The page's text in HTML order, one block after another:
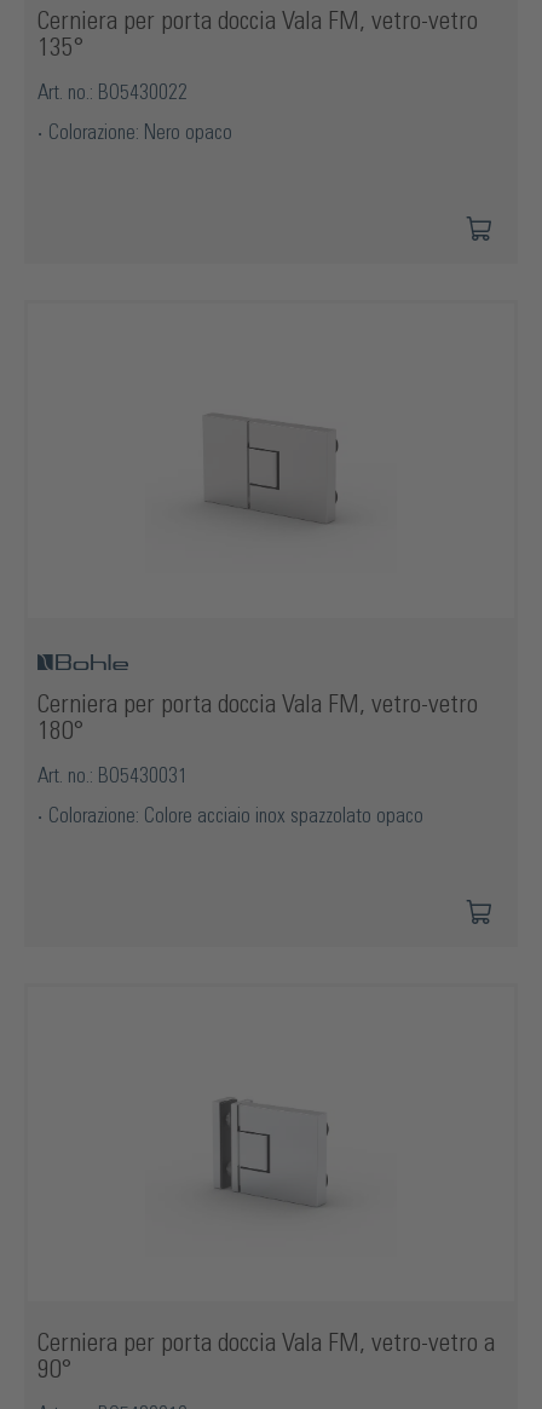
Cerniera per porta doccia Vala FM, vetro-vetro
135°
Art. no.: BO5430022
Colorazione: Nero opaco
Cerniera per porta doccia Vala FM, vetro-vetro
180°
Art. no.: BO5430031
Colorazione: Colore acciaio inox spazzolato opaco
Cerniera per porta doccia Vala FM, vetro-vetro a
90°